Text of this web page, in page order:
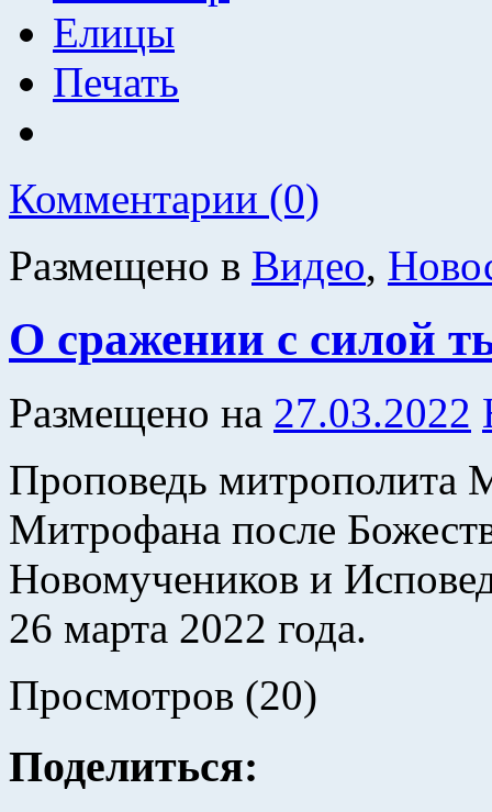
Елицы
Печать
Комментарии (0)
Размещено в Видео,
О сражении с силой
Размещено на 27.03.2022
Проповедь митрополита
Митрофана после
Новомучеников и
26 марта 2022 года.
Просмотров (20)
Поделиться: